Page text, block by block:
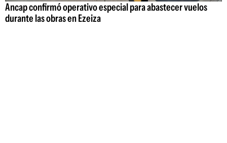
Ancap confirmó operativo especial para abastecer vuelos
durante las obras en Ezeiza